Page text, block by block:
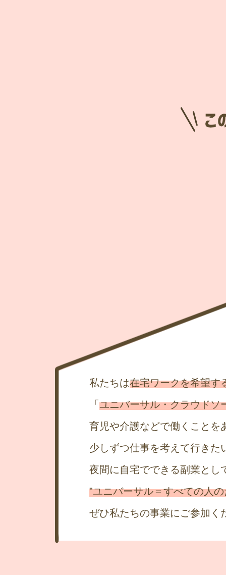
私たちは在宅ワークを希望す
「 ユニバーサル・クラウドソ
育児や介護などで働くことを
少しずつ仕事を考えて行きた
夜間に自宅でできる副業とし
”ユニバーサル＝すべての人
ぜひ私たちの事業にご参加く